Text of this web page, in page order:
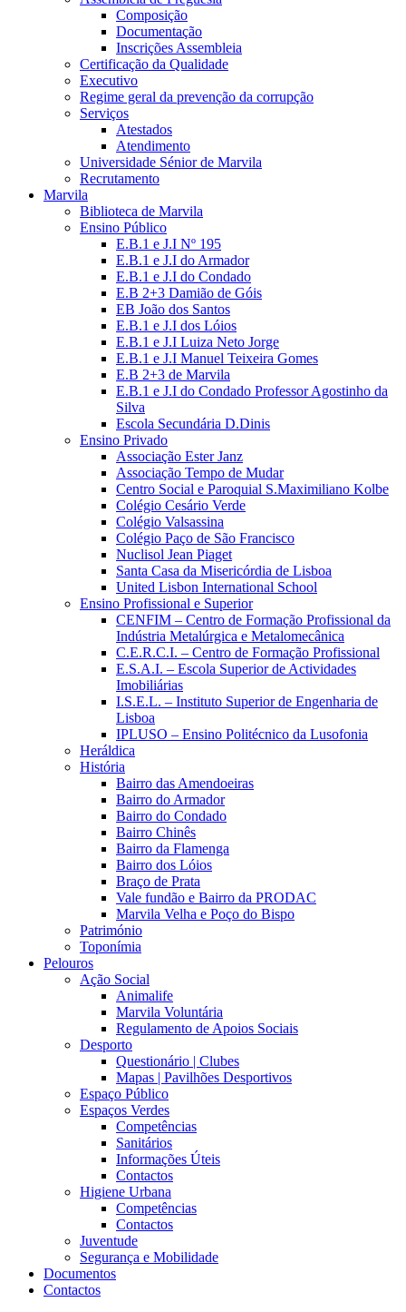
Composição
Documentação
Inscrições Assembleia
Certificação da Qualidade
Executivo
Regime geral da prevenção da corrupção
Serviços
Atestados
Atendimento
Universidade Sénior de Marvila
Recrutamento
Marvila
Biblioteca de Marvila
Ensino Público
E.B.1 e J.I Nº 195
E.B.1 e J.I do Armador
E.B.1 e J.I do Condado
E.B 2+3 Damião de Góis
EB João dos Santos
E.B.1 e J.I dos Lóios
E.B.1 e J.I Luiza Neto Jorge
E.B.1 e J.I Manuel Teixeira Gomes
E.B 2+3 de Marvila
E.B.1 e J.I do Condado Professor Agostinho da
Silva
Escola Secundária D.Dinis
Ensino Privado
Associação Ester Janz
Associação Tempo de Mudar
Centro Social e Paroquial S.Maximiliano Kolbe
Colégio Cesário Verde
Colégio Valsassina
Colégio Paço de São Francisco
Nuclisol Jean Piaget
Santa Casa da Misericórdia de Lisboa
United Lisbon International School
Ensino Profissional e Superior
CENFIM – Centro de Formação Profissional da
Indústria Metalúrgica e Metalomecânica
C.E.R.C.I. – Centro de Formação Profissional
E.S.A.I. – Escola Superior de Actividades
Imobiliárias
I.S.E.L. – Instituto Superior de Engenharia de
Lisboa
IPLUSO – Ensino Politécnico da Lusofonia
Heráldica
História
Bairro das Amendoeiras
Bairro do Armador
Bairro do Condado
Bairro Chinês
Bairro da Flamenga
Bairro dos Lóios
Braço de Prata
Vale fundão e Bairro da PRODAC
Marvila Velha e Poço do Bispo
Património
Toponímia
Pelouros
Ação Social
Animalife
Marvila Voluntária
Regulamento de Apoios Sociais
Desporto
Questionário | Clubes
Mapas | Pavilhões Desportivos
Espaço Público
Espaços Verdes
Competências
Sanitários
Informações Úteis
Contactos
Higiene Urbana
Competências
Contactos
Juventude
Segurança e Mobilidade
Documentos
Contactos